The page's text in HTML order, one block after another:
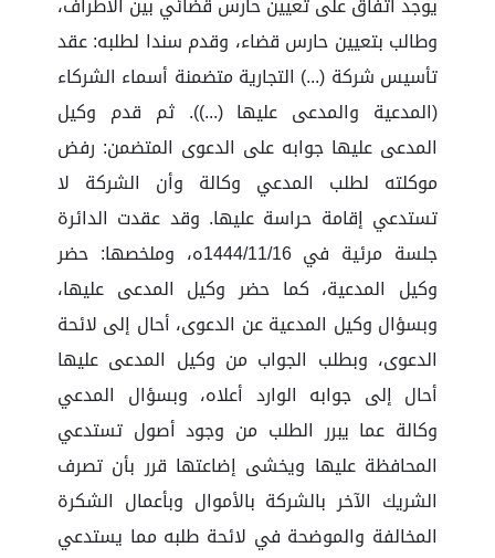
وطالب بتعيين حارس قضاء، وقدم سندا لطلبه: عقد
تأسيس شركة (...) التجارية متضمنة أسماء الشركاء
(المدعية والمدعى عليها (...)). ثم قدم وكيل
المدعى عليها جوابه على الدعوى المتضمن: رفض
موكلته لطلب المدعي وكالة وأن الشركة لا
تستدعي إقامة حراسة عليها. وقد عقدت الدائرة
جلسة مرئية في 1444/11/16ه، وملخصها: حضر
وكيل المدعية، كما حضر وكيل المدعى عليها،
وبسؤال وكيل المدعية عن الدعوى، أحال إلى لائحة
الدعوى، وبطلب الجواب من وكيل المدعى عليها
أحال إلى جوابه الوارد أعلاه، وبسؤال المدعي
وكالة عما يبرر الطلب من وجود أصول تستدعي
المحافظة عليها ويخشى إضاعتها قرر بأن تصرف
الشريك الآخر بالشركة بالأموال وبأعمال الشكرة
المخالفة والموضحة في لائحة طلبه مما يستدعي